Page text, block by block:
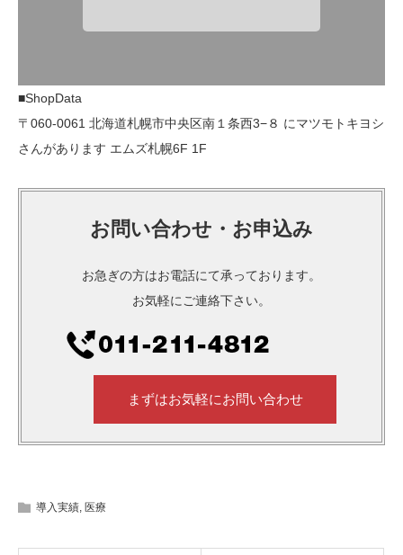
■ShopData
〒060-0061 北海道札幌市中央区南１条西3−８ にマツモトキヨシ
さんがあります エムズ札幌6F 1F
お問い合わせ・お申込み
お急ぎの方はお電話にて承っております。
お気軽にご連絡下さい。
まずはお気軽にお問い合わせ
導入実績 医療